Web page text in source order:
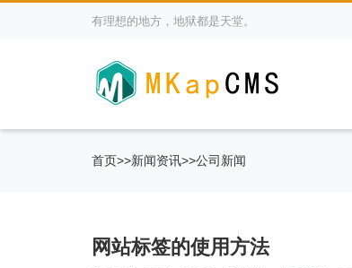
有理想的地方，地狱都是天堂。
首页>>新闻资讯>>公司新闻
网站标签的使用方法